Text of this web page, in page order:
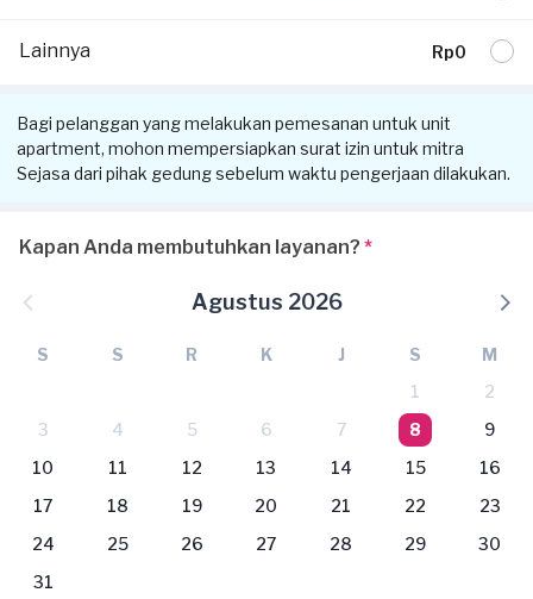
Lainnya Rp0
Bagi pelanggan yang melakukan pemesanan untuk unit
apartment, mohon mempersiapkan surat izin untuk mitra
Sejasa dari pihak gedung sebelum waktu pengerjaan dilakukan.
Kapan Anda membutuhkan layanan? *
Agustus 2026
S S R K J S
M
1
2
3
4 5 6 7 8
9
10
11 12 13 14 15
16
17
18 19 20 21 22
23
24
25 26 27 28 29
30
31